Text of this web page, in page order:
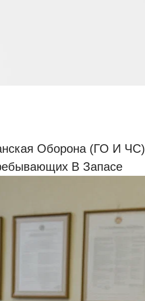
Оборона (ГО И ЧС)
В Запасе